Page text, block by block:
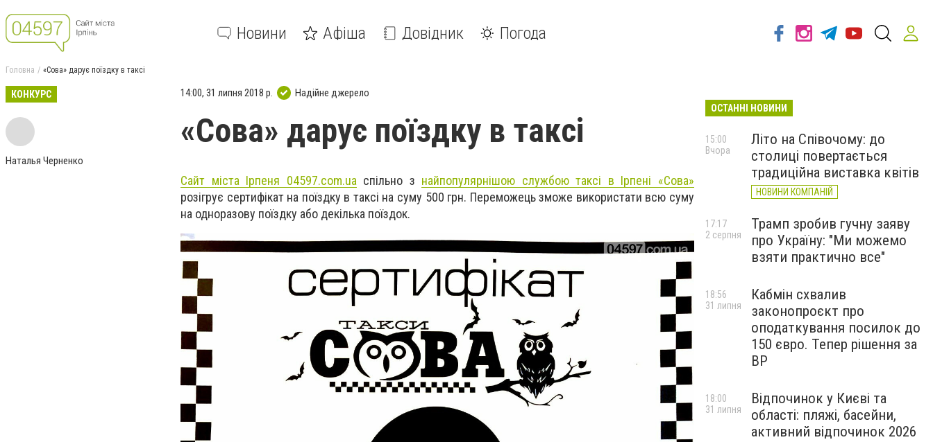
Новини Афіша Довідник Погода
Головна «Сова» дарує поїздку в таксі
КОНКУРС
Наталья Черненко
14:00, 31 липня 2018 р. Надійне джерело
«Сова» дарує поїздку в таксі
Сайт міста Ірпеня 04597.com.ua спільно з найпопулярнішою службою таксі в Ірпені «Сова»
розігрує сертифікат на поїздку в таксі на суму 500 грн. Переможець зможе використати всю суму
на одноразову поїздку або декілька поїздок.
ОСТАННІ НОВИНИ
Літо на Співочому: до
столиці повертається
традиційна виставка квітів
НОВИНИ КОМПАНІЙ
15:00
Вчора
Трамп зробив гучну заяву
про Україну: "Ми можемо
взяти практично все"
17:17
2 серпня
Кабмін схвалив
законопроєкт про
оподаткування посилок до
150 євро. Тепер рішення за
ВР
18:56
31 липня
Відпочинок у Києві та
області: пляжі, басейни,
активний відпочинок 2026
18:00
31 липня